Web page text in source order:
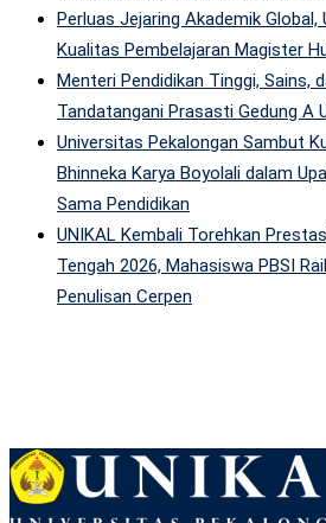
Perluas Jejaring Akademik Global,
Kualitas Pembelajaran Magister
Menteri Pendidikan Tinggi, Sains,
Tandatangani Prasasti Gedung A
Universitas Pekalongan Sambut
Bhinneka Karya Boyolali dalam
Sama Pendidikan
UNIKAL Kembali Torehkan
Tengah 2026, Mahasiswa PBSI
Penulisan Cerpen